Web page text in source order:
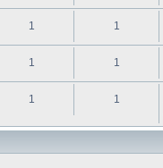
1 1
1 1
1 1